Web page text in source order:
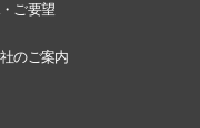
ご要望
のご案内